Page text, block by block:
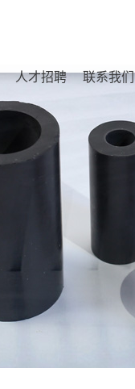
人才招聘 联系我们